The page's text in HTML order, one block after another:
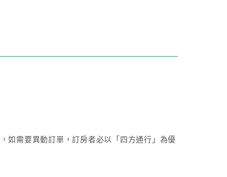
如需要異動訂單，訂房者必以「四方通行」為優